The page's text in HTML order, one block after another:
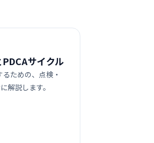
サイクル
ための、点検・
解説します。